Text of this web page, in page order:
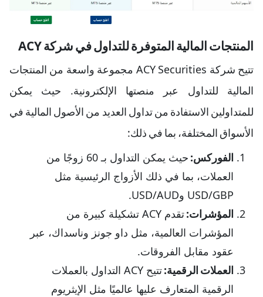
المنتجات المالية المتوفرة للتداول في شركة ACY
تتيح شركة ACY Securities مجموعة واسعة من المنتجات
المالية للتداول عبر منصتها الإلكترونية. حيث يمكن
للمتداولين الاستفادة من تداول العديد من الأصول المالية في
الأسواق المختلفة، بما في ذلك:
الفوركس:
حيث يمكن التداول بـ 60 زوجًا من
العملات، بما في ذلك الأزواج الرئيسية مثل
USD/GBP وUSD/AUD.
المؤشرات:
تقدم ACY تشكيلة كبيرة من
المؤشرات العالمية، مثل داو جونز وناسداك، عبر
عقود مقابل الفروقات.
العملات الرقمية:
تتيح ACY التداول بالعملات
الرقمية المتعارف عليها عالميًا مثل الإيثريوم